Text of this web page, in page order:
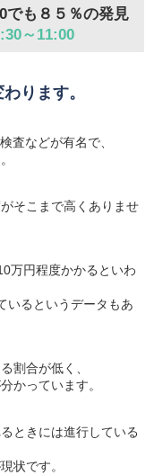
でも８５％の発見
～11:00
ります。
査などが有名で、
そこまで高くありませ
万円程度かかるといわ
いるというデータもあ
割合が低く、
かっています。
ときには進行している
状です。